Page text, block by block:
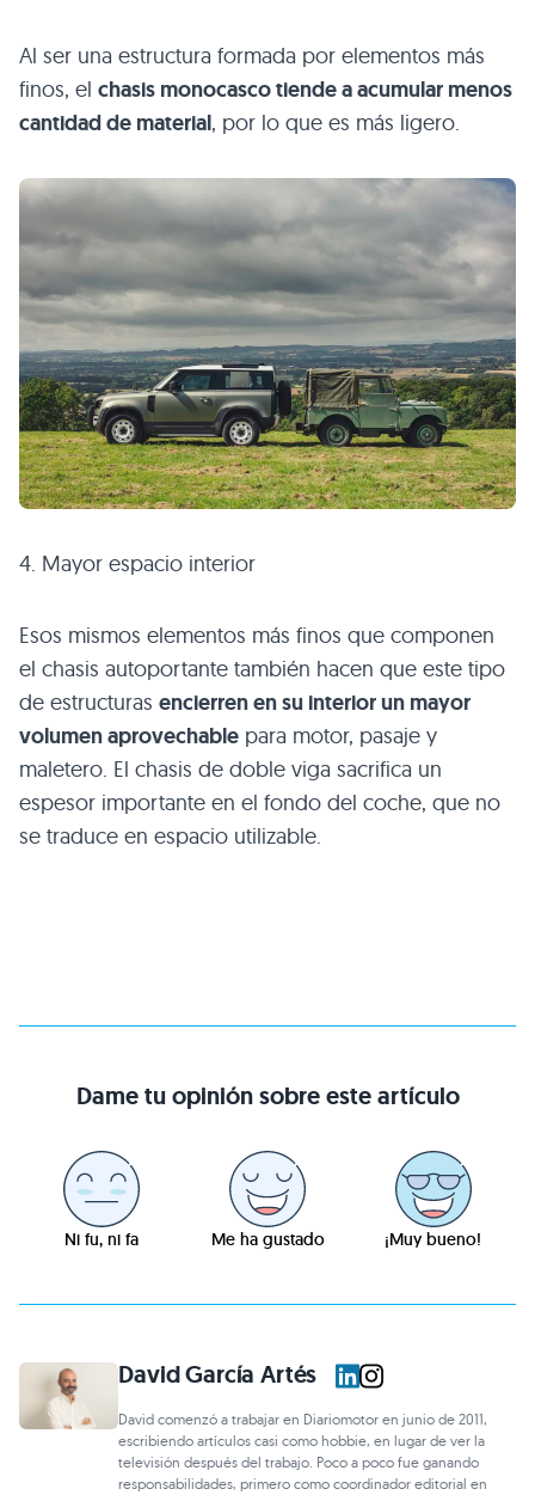
Al ser una estructura formada por elementos más
finos, el chasis monocasco tiende a acumular menos
cantidad de material, por lo que es más ligero.
4. Mayor espacio interior
Esos mismos elementos más finos que componen
el chasis autoportante también hacen que este tipo
de estructuras encierren en su interior un mayor
volumen aprovechable para motor, pasaje y
maletero. El chasis de doble viga sacrifica un
espesor importante en el fondo del coche, que no
se traduce en espacio utilizable.
Dame tu opinión sobre este artículo
Ni fu, ni fa Me ha gustado ¡Muy bueno!
David García Artés
David comenzó a trabajar en Diariomotor en junio de 2011,
escribiendo artículos casi como hobbie, en lugar de ver la
televisión después del trabajo. Poco a poco fue ganando
responsabilidades, primero como coordinador editorial en